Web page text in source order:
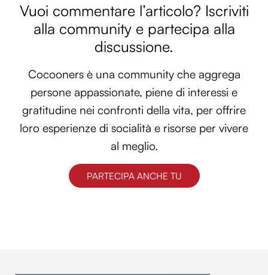
Vuoi commentare l’articolo? Iscriviti
alla community e partecipa alla
discussione.
Cocooners è una community che aggrega
persone appassionate, piene di interessi e
gratitudine nei confronti della vita, per offrire
loro esperienze di socialità e risorse per vivere
al meglio.
PARTECIPA ANCHE TU